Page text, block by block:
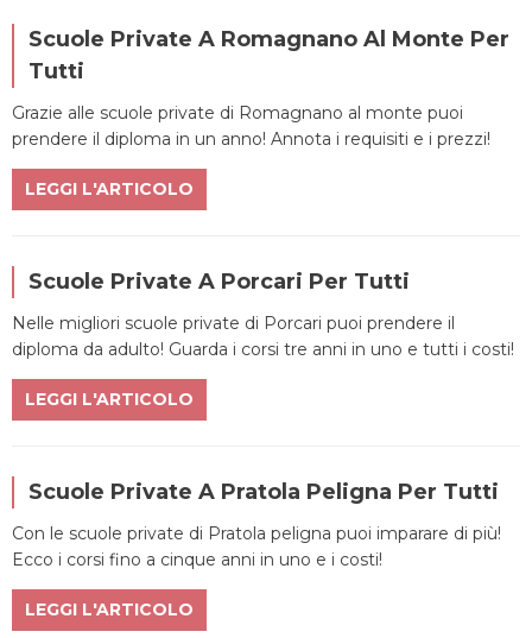
Scuole Private A Romagnano Al Monte Per
Tutti
Grazie alle scuole private di Romagnano al monte puoi
prendere il diploma in un anno! Annota i requisiti e i prezzi!
LEGGI L'ARTICOLO
Scuole Private A Porcari Per Tutti
Nelle migliori scuole private di Porcari puoi prendere il
diploma da adulto! Guarda i corsi tre anni in uno e tutti i costi!
LEGGI L'ARTICOLO
Scuole Private A Pratola Peligna Per Tutti
Con le scuole private di Pratola peligna puoi imparare di più!
Ecco i corsi fino a cinque anni in uno e i costi!
LEGGI L'ARTICOLO